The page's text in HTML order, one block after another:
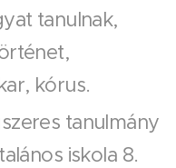
tanulnak,
kórus.
tanulmány
iskola 8.